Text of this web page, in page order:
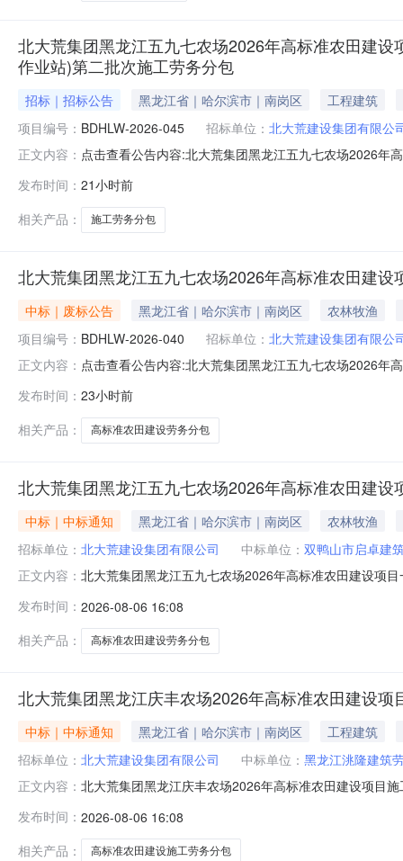
北大荒集团黑龙江五九七农场2026年高标准农田建
作业站)第二批次施工劳务分包
招标｜招标公告 黑龙江省｜哈尔滨市｜南岗区
工程建筑
项目编号： BDHLW-2026-045 招标单位： 北大荒建设集团有限公
正文内容： 点击查看公告内容:北大荒集团黑龙江五九七农场2026年
发布时间： 21小时前
相关产品：
施工劳务分包
北大荒集团黑龙江五九七农场2026年高标准农田建
中标｜废标公告 黑龙江省｜哈尔滨市｜南岗区
农林牧渔
项目编号： BDHLW-2026-040 招标单位： 北大荒建设集团有限公
正文内容： 点击查看公告内容:北大荒集团黑龙江五九七农场2026年
发布时间： 23小时前
相关产品：
高标准农田建设劳务分包
北大荒集团黑龙江五九七农场2026年高标准农田建
中标｜中标通知 黑龙江省｜哈尔滨市｜南岗区
农林牧渔
招标单位： 北大荒建设集团有限公司 中标单位： 双鸭山市启卓建
正文内容： 北大荒集团黑龙江五九七农场2026年高标准农田建设项
第四管理区十三作业站：成交人：双鸭山市卓盛建筑工
宜。联系人：宋先生联系电话：0451
发布时间： 2026-08-06 16:08
相关产品：
高标准农田建设劳务分包
北大荒集团黑龙江庆丰农场2026年高标准农田建设
中标｜中标通知 黑龙江省｜哈尔滨市｜南岗区
工程建筑
招标单位： 北大荒建设集团有限公司 中标单位： 黑龙江洮隆建筑
正文内容： 北大荒集团黑龙江庆丰农场2026年高标准农田建设项目
理区2连队：成交人：黑龙江省正顺建筑劳务有限责任公
西侧及第三管理区5连队：成
发布时间： 2026-08-06 16:08
相关产品：
高标准农田建设施工劳务分包